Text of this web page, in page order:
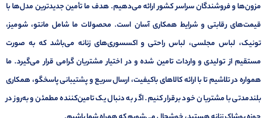
مزون‌ها و فروشندگان سراسر کشور ارائه می‌دهیم. هدف ما تأمین جدیدترین مدل‌ها با
قیمت‌های رقابتی و شرایط همکاری آسان است. محصولات ما شامل مانتو، شومیز،
تونیک، لباس مجلسی، لباس راحتی و اکسسوری‌های زنانه می‌باشد که به صورت
مستقیم از تولیدی و واردات تامین شده و در اختیار مشتریان گرامی قرار می‌گیرد. ما
همواره در تلاشیم تا با ارائه کالاهای باکیفیت، ارسال سریع و پشتیبانی پاسخگو، همکاری
بلندمدتی با مشتریان خود برقرار کنیم. اگر به دنبال یک تامین‌کننده مطمئن و به‌روز در